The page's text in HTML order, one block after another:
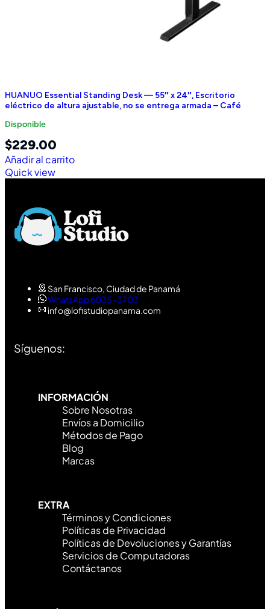
HUANUO Essential Standing Desk — 55″ x 24″, Escritorio
eléctrico de altura ajustable, no se entrega armada – Café
Disponible
$229.00
Añadir al carrito
Quick view
San Francisco, Ciudad de Panamá
WhatsApp 6035-3703
info@lofistudiopanama.com
Síguenos:
INFORMACIÓN
Sobre Nosotras
Envíos a Domicilio
Métodos de Pago
Blog
Marcas
EXTRA
Términos y Condiciones
Políticas de Privacidad
Políticas de Devoluciones y Garantías
Servicios de Computadoras
Contáctanos